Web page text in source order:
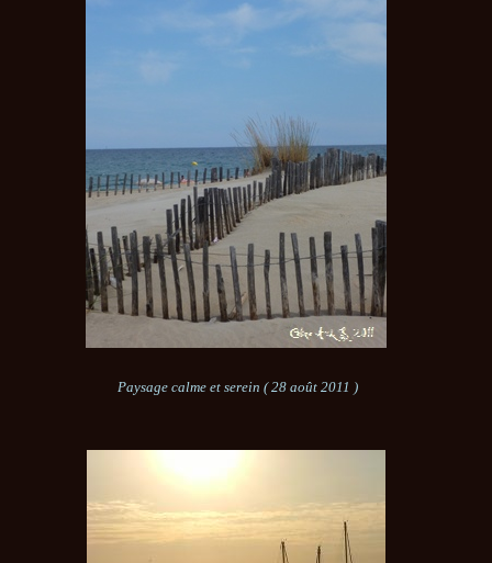
Paysage calme et serein ( 28 août 2011 )